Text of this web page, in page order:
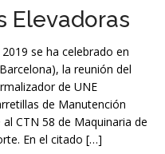
Elevadoras
se ha celebrado en
la reunión del
de UNE
de Manutención
CTN 58 de Maquinaria de
En el citado […]